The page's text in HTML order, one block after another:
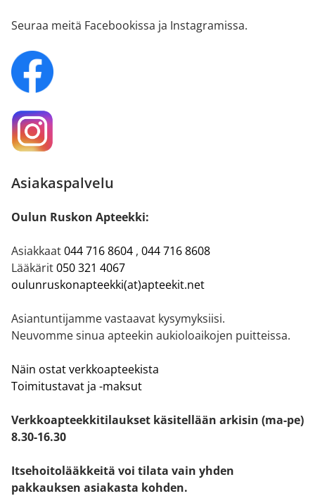
Seuraa meitä Facebookissa ja Instagramissa.
Asiakaspalvelu
Oulun Ruskon Apteekki:
Asiakkaat044 716 8604 , 044 716 8608
Lääkärit050 321 4067
oulunruskonapteekki(at)apteekit.net
Asiantuntijamme vastaavat kysymyksiisi.
Neuvomme sinua apteekin aukioloaikojen puitteissa.
Näin ostat verkkoapteekista
Toimitustavat ja -maksut
Verkkoapteekkitilaukset käsitellään arkisin (ma-pe)
8.30-16.30
Itsehoitolääkkeitä voi tilata vain yhden
pakkauksen asiakasta kohden.